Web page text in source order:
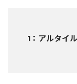
1 ： アルタイル